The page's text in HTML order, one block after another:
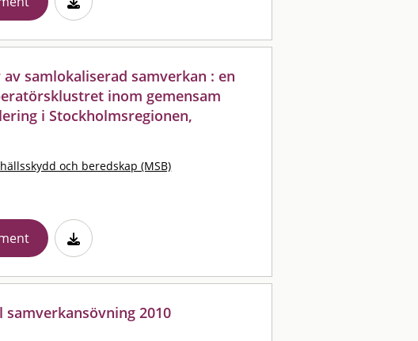
samlokaliserad samverkan : en
inom gemensam
i Stockholmsregionen,
och beredskap (MSB)
samverkansövning 2010